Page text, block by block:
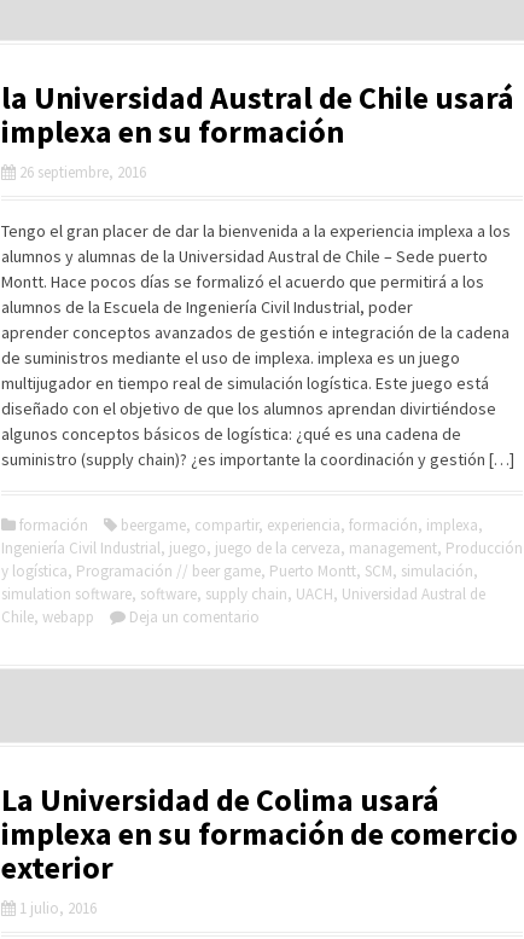
la Universidad Austral de Chile usará
implexa en su formación
26 septiembre, 2016
Tengo el gran placer de dar la bienvenida a la experiencia implexa a los
alumnos y alumnas de la Universidad Austral de Chile – Sede puerto
Montt. Hace pocos días se formalizó el acuerdo que permitirá a los
alumnos de la Escuela de Ingeniería Civil Industrial, poder
aprender conceptos avanzados de gestión e integración de la cadena
de suministros mediante el uso de implexa. implexa es un juego
multijugador en tiempo real de simulación logística. Este juego está
diseñado con el objetivo de que los alumnos aprendan divirtiéndose
algunos conceptos básicos de logística: ¿qué es una cadena de
suministro (supply chain)? ¿es importante la coordinación y gestión […]
formación beergame, compartir, experiencia, formación, implexa,
Ingeniería Civil Industrial, juego, juego de la cerveza, management, Producción
y logística, Programación // beer game, Puerto Montt, SCM, simulación,
simulation software, software, supply chain, UACH, Universidad Austral de
Chile, webapp Deja un comentario
La Universidad de Colima usará
implexa en su formación de comercio
exterior
1 julio, 2016